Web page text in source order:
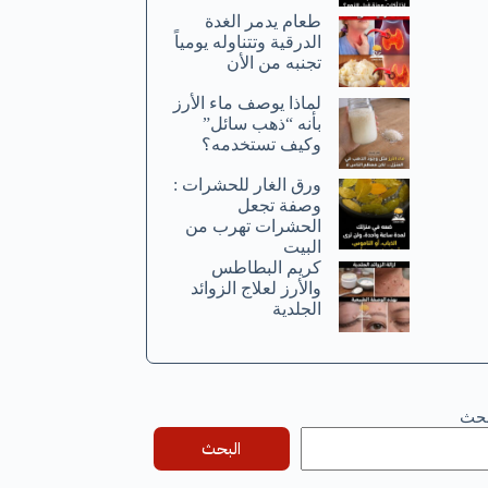
طعام يدمر الغدة
الدرقية وتتناوله يومياً
تجنبه من الأن
لماذا يوصف ماء الأرز
بأنه “ذهب سائل”
وكيف تستخدمه؟
ورق الغار للحشرات :
وصفة تجعل
الحشرات تهرب من
البيت
كريم البطاطس
والأرز لعلاج الزوائد
الجلدية
البحث